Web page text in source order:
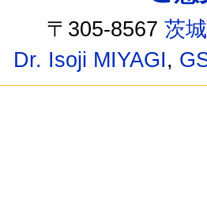
〒305-8567茨
Dr. Isoji MIYAGI,